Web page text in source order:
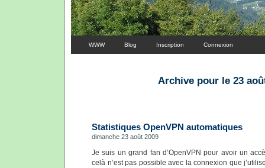
WWW Blog Inscription Connexion
Archive pour le 23
Statistiques OpenVPN automatiques
dimanche 23 août 2009
Je suis un grand fan d’OpenVPN pour avoir un
celà n’est pas possible avec la connexion que